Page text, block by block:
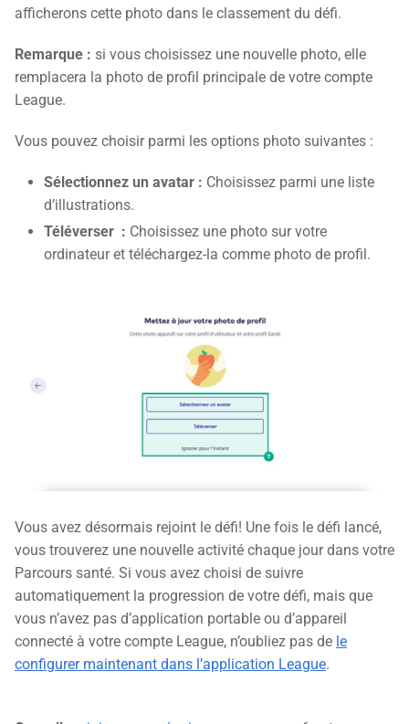
afficherons cette photo dans le classement du défi.
Remarque : si vous choisissez une nouvelle photo, elle
remplacera la photo de profil principale de votre compte
League.
Vous pouvez choisir parmi les options photo suivantes :
Sélectionnez un avatar : Choisissez parmi une liste
d’illustrations.
Téléverser : Choisissez une photo sur votre
ordinateur et téléchargez-la comme photo de profil.
Vous avez désormais rejoint le défi! Une fois le défi lancé,
vous trouverez une nouvelle activité chaque jour dans votre
Parcours santé. Si vous avez choisi de suivre
automatiquement la progression de votre défi, mais que
vous n’avez pas d’application portable ou d’appareil
connecté à votre compte League, n’oubliez pas de le
configurer maintenant dans l’application League.